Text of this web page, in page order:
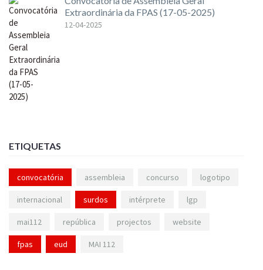
Extraordinária da FPAS (17-05-2025)
12-04-2025
ETIQUETAS
convocatória assembleia concurso logotipo
internacional surdos intérprete lgp
mai112 república projectos website
fpas eud MAI 112